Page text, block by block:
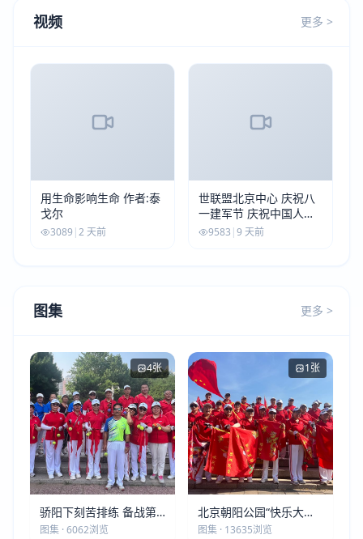
视频 更多 >
用生命影响生命 作者:泰
戈尔
3089 |2 天前
世联盟北京中心 庆祝八
一建军节 庆祝中国人民
解放军建军99周年
9583 |9 天前
图集 更多 >
4张
骄阳下刻苦排练 备战第
五届莫斯科世界大健康运
图集 · 6062浏览
1张
北京朝阳公园“快乐大本
营”建党105周年庆祝活动
图集 · 13635浏览